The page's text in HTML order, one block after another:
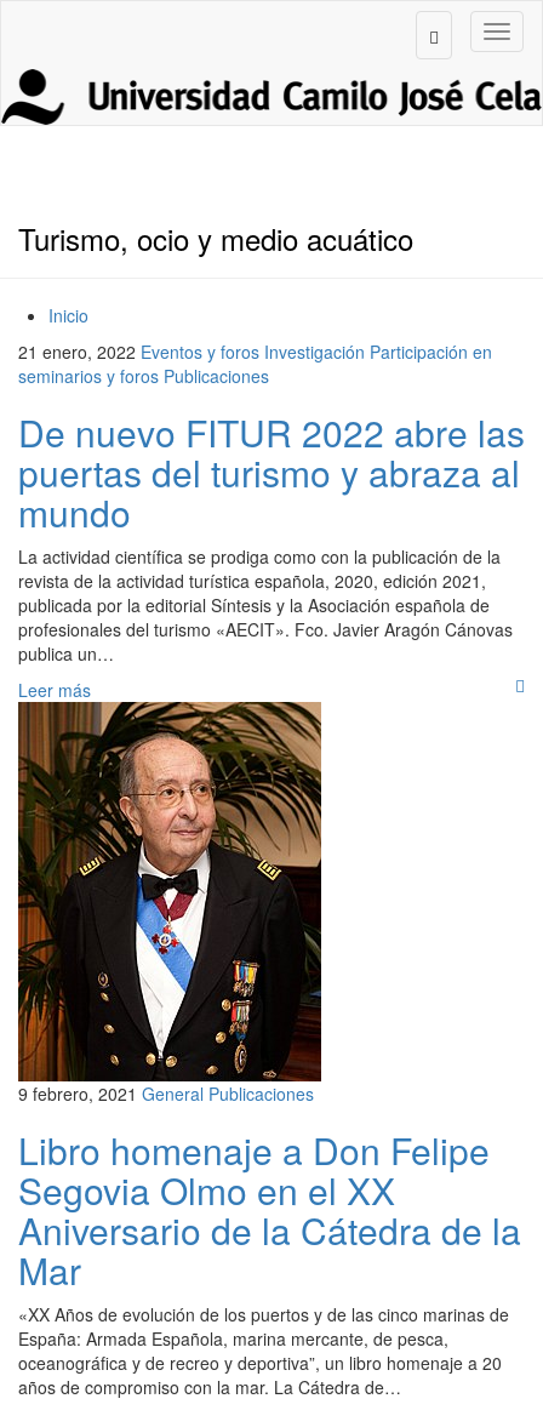
Turismo, ocio y medio acuático
Inicio
21 enero, 2022 Eventos y foros Investigación Participación en
seminarios y foros Publicaciones
De nuevo FITUR 2022 abre las
puertas del turismo y abraza al
mundo
La actividad científica se prodiga como con la publicación de la
revista de la actividad turística española, 2020, edición 2021,
publicada por la editorial Síntesis y la Asociación española de
profesionales del turismo «AECIT». Fco. Javier Aragón Cánovas
publica un…
Leer más
9 febrero, 2021 General Publicaciones
Libro homenaje a Don Felipe
Segovia Olmo en el XX
Aniversario de la Cátedra de la
Mar
«XX Años de evolución de los puertos y de las cinco marinas de
España: Armada Española, marina mercante, de pesca,
oceanográfica y de recreo y deportiva”, un libro homenaje a 20
años de compromiso con la mar. La Cátedra de…